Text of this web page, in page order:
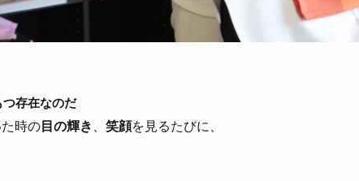
存在なのだ
時の目の輝き 笑顔を見るたびに、